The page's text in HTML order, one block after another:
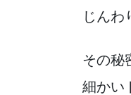
じんわ
その秘
細かい